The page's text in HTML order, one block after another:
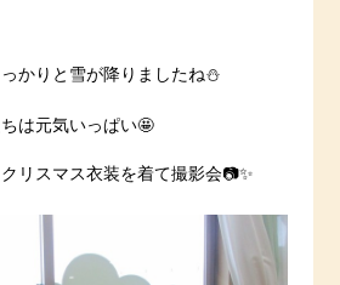
かりと雪が降りましたね⛄
は元気いっぱい🤩
リスマス衣装を着て撮影会📷✨